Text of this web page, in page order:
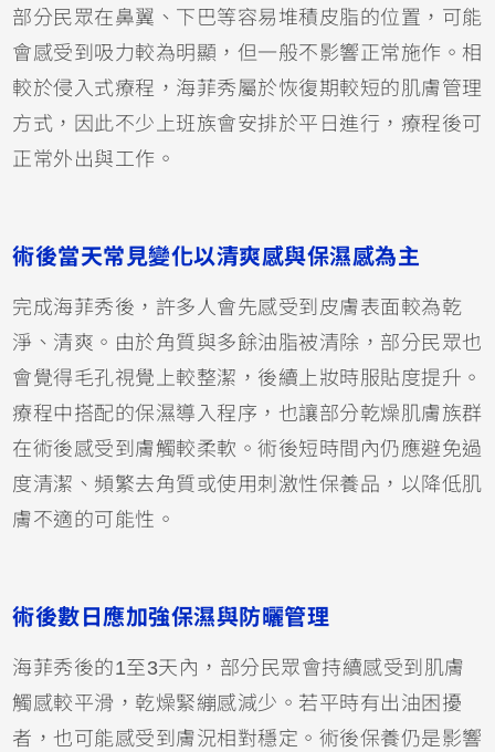
部分民眾在鼻翼、下巴等容易堆積皮脂的位置，可能
會感受到吸力較為明顯，但一般不影響正常施作。相
較於侵入式療程，海菲秀屬於恢復期較短的肌膚管理
方式，因此不少上班族會安排於平日進行，療程後可
正常外出與工作。
術後當天常見變化以清爽感與保濕感為主
完成海菲秀後，許多人會先感受到皮膚表面較為乾
淨、清爽。由於角質與多餘油脂被清除，部分民眾也
會覺得毛孔視覺上較整潔，後續上妝時服貼度提升。
療程中搭配的保濕導入程序，也讓部分乾燥肌膚族群
在術後感受到膚觸較柔軟。術後短時間內仍應避免過
度清潔、頻繁去角質或使用刺激性保養品，以降低肌
膚不適的可能性。
術後數日應加強保濕與防曬管理
海菲秀後的1至3天內，部分民眾會持續感受到肌膚
觸感較平滑，乾燥緊繃感減少。若平時有出油困擾
者，也可能感受到膚況相對穩定。術後保養仍是影響